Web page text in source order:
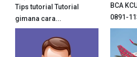
Tips tutorial Tutorial
gimana cara...
BCA
0891-